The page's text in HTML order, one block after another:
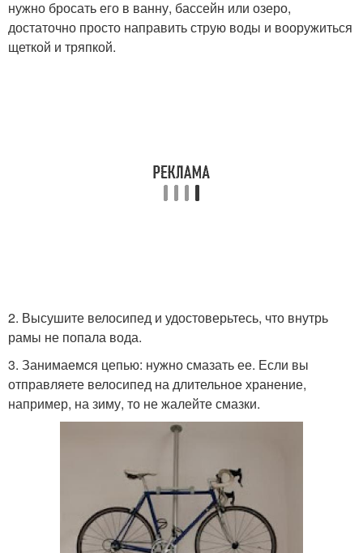
Велосипед на
нужно бросать его в ванну, бассейн или озеро,
достаточно просто направить струю воды и вооружиться
щеткой и тряпкой.
2. Высушите велосипед и удостоверьтесь, что внутрь
рамы не попала вода.
3. Занимаемся цепью: нужно смазать ее. Если вы
отправляете велосипед на длительное хранение,
например, на зиму, то не жалейте смазки.